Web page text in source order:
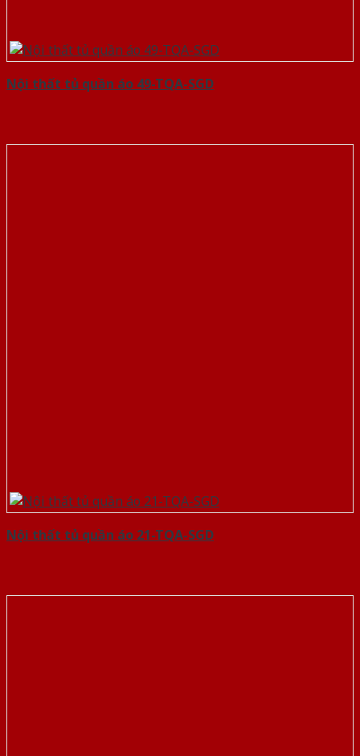
Nội thất tủ quần áo 49-TQA-SGD
Nội thất tủ quần áo 21-TQA-SGD